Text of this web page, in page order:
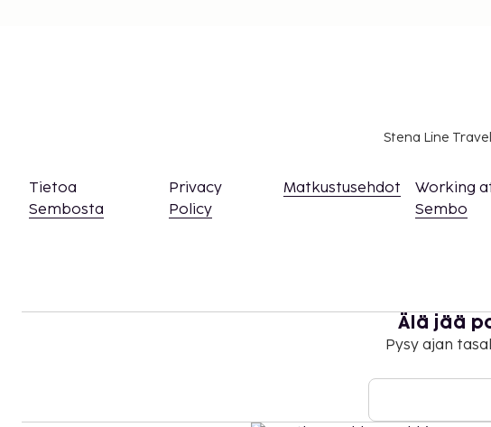
Stena Line
Tietoa
Sembosta
Privacy
Policy
Matkustusehdot
Working
Sembo
Älä jää
Pysy ajan